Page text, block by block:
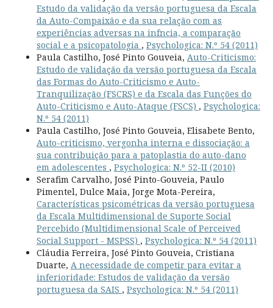
Estudo da validação da versão portuguesa da Escala
da Auto-Compaixão e da sua relação com as
experiências adversas na infncia, a comparação
social e a psicopatologia , Psychologica: N.º 54 (2011)
Paula Castilho, José Pinto Gouveia, Auto-Criticismo:
Estudo de validação da versão portuguesa da Escala
das Formas do Auto-Criticismo e Auto-
Tranquilização (FSCRS) e da Escala das Funções do
Auto-Criticismo e Auto-Ataque (FSCS) , Psychologica:
N.º 54 (2011)
Paula Castilho, José Pinto Gouveia, Elisabete Bento,
Auto-criticismo, vergonha interna e dissociação: a
sua contribuição para a patoplastia do auto-dano
em adolescentes , Psychologica: N.º 52-II (2010)
Serafim Carvalho, José Pinto-Gouveia, Paulo
Pimentel, Dulce Maia, Jorge Mota-Pereira,
Características psicométricas da versão portuguesa
da Escala Multidimensional de Suporte Social
Percebido (Multidimensional Scale of Perceived
Social Support - MSPSS) , Psychologica: N.º 54 (2011)
Cláudia Ferreira, José Pinto Gouveia, Cristiana
Duarte, A necessidade de competir para evitar a
inferioridade: Estudos de validação da versão
portuguesa da SAIS , Psychologica: N.º 54 (2011)